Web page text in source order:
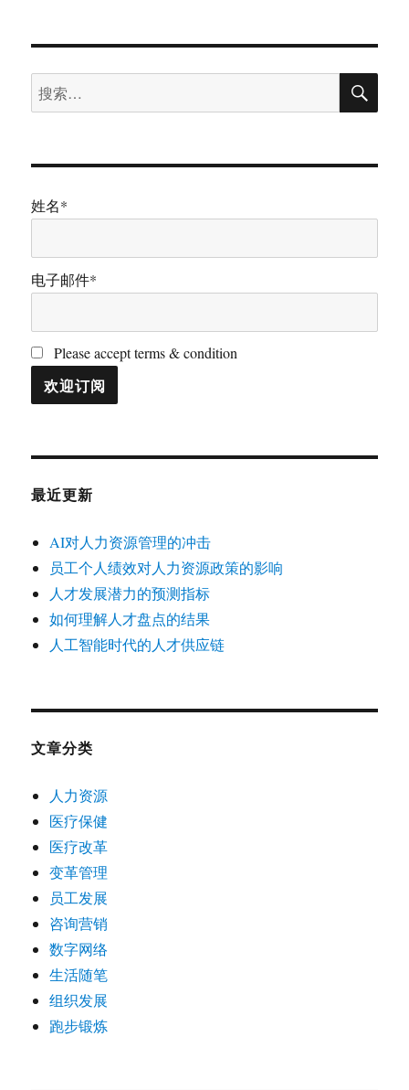
搜
索：
搜
姓名*
电子邮件*
Please accept terms & condition
最近更新
AI对人力资源管理的冲击
员工个人绩效对人力资源政策的影响
人才发展潜力的预测指标
如何理解人才盘点的结果
人工智能时代的人才供应链
文章分类
人力资源
医疗保健
医疗改革
变革管理
员工发展
咨询营销
数字网络
生活随笔
组织发展
跑步锻炼